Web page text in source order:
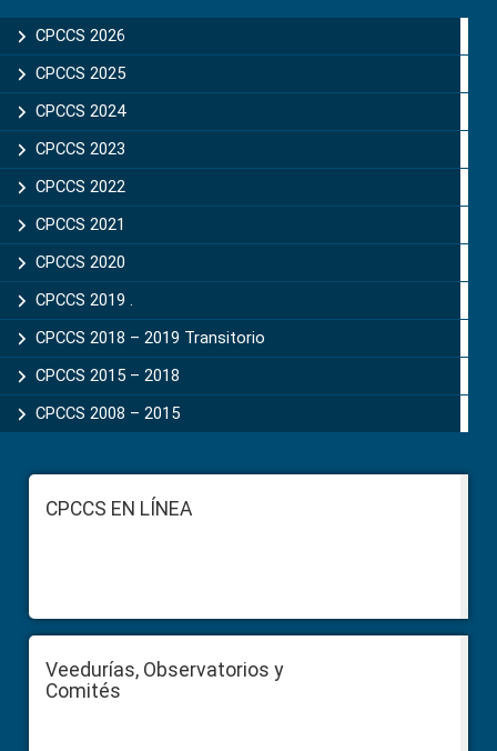
Sidebar
CPCCS 2026
CPCCS 2025
CPCCS 2024
CPCCS 2023
CPCCS 2022
CPCCS 2021
CPCCS 2020
CPCCS 2019 .
CPCCS 2018 – 2019 Transitorio
CPCCS 2015 – 2018
CPCCS 2008 – 2015
FooterCPCCS EN LÍNEA
Veedurías, Observatorios y
Comités